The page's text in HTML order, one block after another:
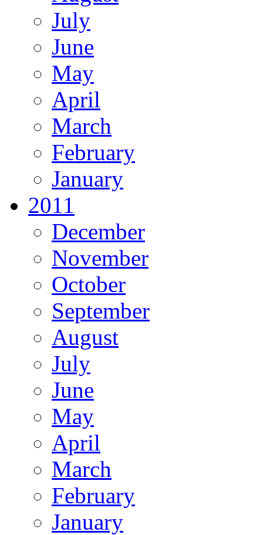
July
June
May
April
March
February
January
2011
December
November
October
September
August
July
June
May
April
March
February
January